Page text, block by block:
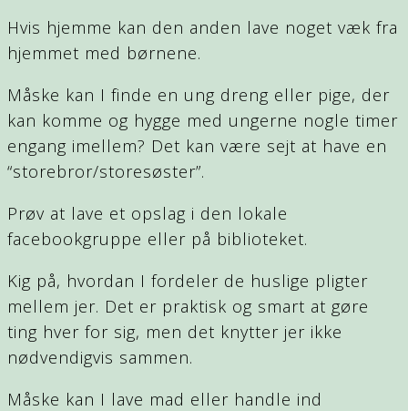
Hvis hjemme kan den anden lave noget væk fra
hjemmet med børnene.
Måske kan I finde en ung dreng eller pige, der
kan komme og hygge med ungerne nogle timer
engang imellem? Det kan være sejt at have en
“storebror/storesøster”.
Prøv at lave et opslag i den lokale
facebookgruppe eller på biblioteket.
Kig på, hvordan I fordeler de huslige pligter
mellem jer. Det er praktisk og smart at gøre
ting hver for sig, men det knytter jer ikke
nødvendigvis sammen.
Måske kan I lave mad eller handle ind